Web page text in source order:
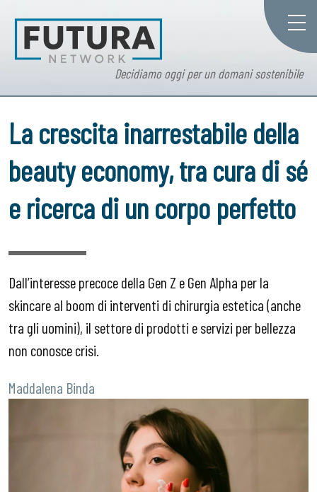
Decidiamo oggi per un domani sostenibile
La crescita inarrestabile della
beauty economy, tra cura di sé
e ricerca di un corpo perfetto
Dall’interesse precoce della Gen Z e Gen Alpha per la
skincare al boom di interventi di chirurgia estetica (anche
tra gli uomini), il settore di prodotti e servizi per bellezza
non conosce crisi.
Maddalena Binda